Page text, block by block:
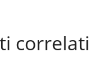
correlati